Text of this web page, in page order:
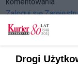
Zaloguj się
CZYTAJ TAKŻE
Drogi